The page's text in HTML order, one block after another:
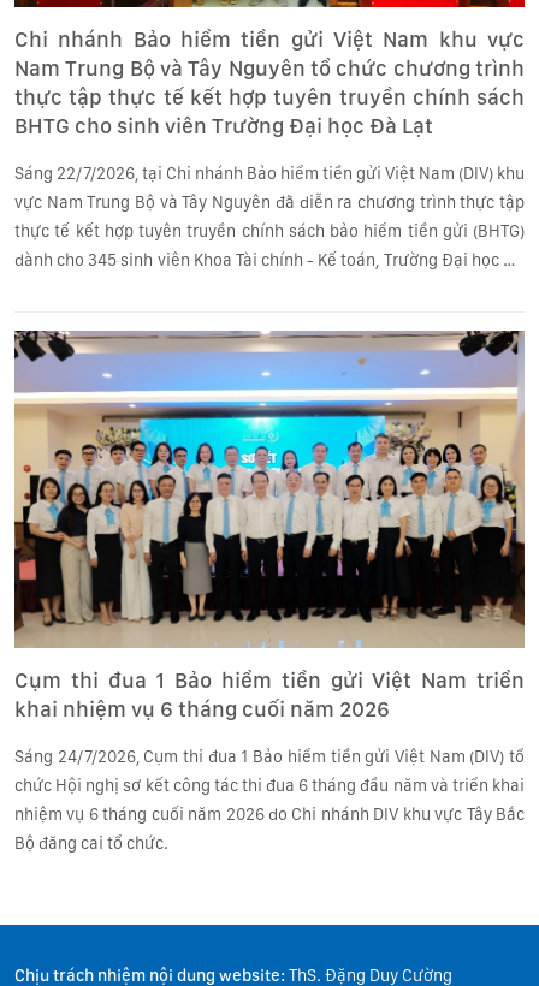
Chi nhánh Bảo hiểm tiền gửi Việt Nam khu vực
Nam Trung Bộ và Tây Nguyên tổ chức chương trình
thực tập thực tế kết hợp tuyên truyền chính sách
BHTG cho sinh viên Trường Đại học Đà Lạt
Sáng 22/7/2026, tại Chi nhánh Bảo hiểm tiền gửi Việt Nam (DIV) khu
vực Nam Trung Bộ và Tây Nguyên đã diễn ra chương trình thực tập
thực tế kết hợp tuyên truyền chính sách bảo hiểm tiền gửi (BHTG)
dành cho 345 sinh viên Khoa Tài chính - Kế toán, Trường Đại học Đà
Cụm thi đua 1 Bảo hiểm tiền gửi Việt Nam triển
khai nhiệm vụ 6 tháng cuối năm 2026
Sáng 24/7/2026, Cụm thi đua 1 Bảo hiểm tiền gửi Việt Nam (DIV) tổ
chức Hội nghị sơ kết công tác thi đua 6 tháng đầu năm và triển khai
nhiệm vụ 6 tháng cuối năm 2026 do Chi nhánh DIV khu vực Tây Bắc
Bộ đăng cai tổ chức.
Chịu trách nhiệm nội dung website: ThS. Đặng Duy Cường